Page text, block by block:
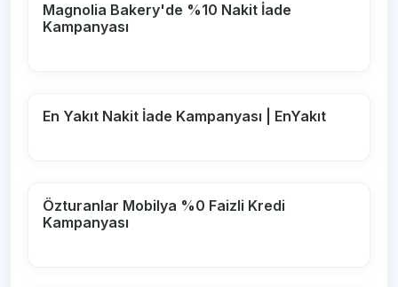
Magnolia Bakery'de %10 Nakit İade
Kampanyası
En Yakıt Nakit İade Kampanyası | EnYakıt
Özturanlar Mobilya %0 Faizli Kredi
Kampanyası